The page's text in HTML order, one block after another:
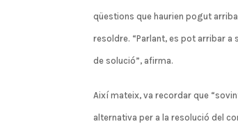
qüestions que haurien pogut
resoldre. “Parlant, es pot arribar
de solució”, afirma.
Així mateix, va recordar que
alternativa per a la resolució del